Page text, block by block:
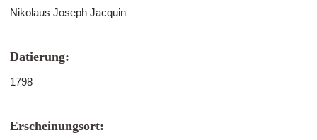
Nikolaus Joseph Jacquin
Datierung:
1798
Erscheinungsort: